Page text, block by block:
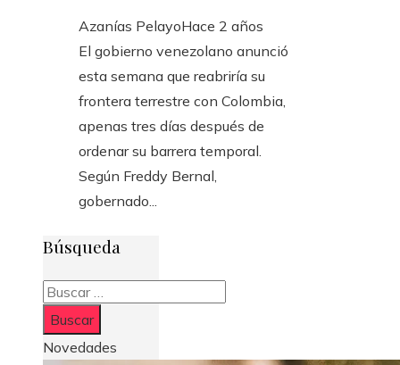
Azanías PelayoHace 2 años
El gobierno venezolano anunció
esta semana que reabriría su
frontera terrestre con Colombia,
apenas tres días después de
ordenar su barrera temporal.
Según Freddy Bernal,
gobernado...
Búsqueda
Buscar:
Novedades